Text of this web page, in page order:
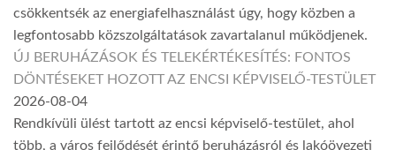
csökkentsék az energiafelhasználást úgy, hogy közben a
legfontosabb közszolgáltatások zavartalanul működjenek.
ÚJ BERUHÁZÁSOK ÉS TELEKÉRTÉKESÍTÉS: FONTOS
DÖNTÉSEKET HOZOTT AZ ENCSI KÉPVISELŐ-TESTÜLET
2026-08-04
Rendkívüli ülést tartott az encsi képviselő-testület, ahol
több, a város fejlődését érintő beruházásról és lakóövezeti